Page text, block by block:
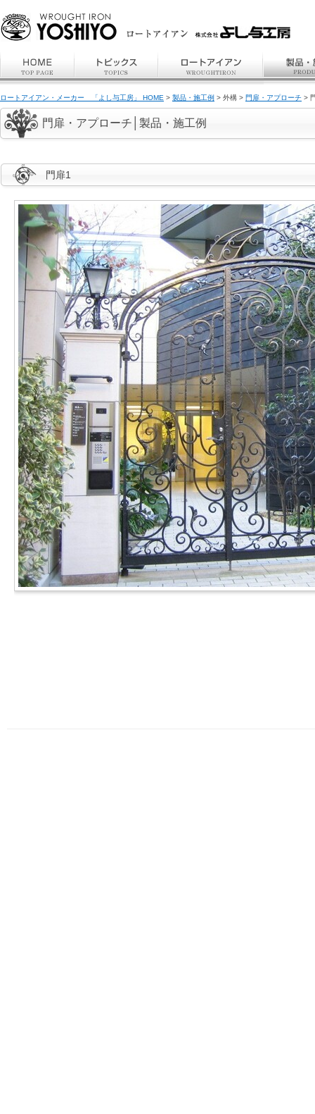
ロートアイアン・メーカー 「よし与工房」 HOME > 製品・施工例 > 外構 > 門扉・アプローチ >
門扉・アプローチ│製品・施工例
門扉1